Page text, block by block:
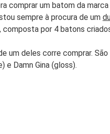
comprar um batom da
sempre à procura de um
por 4 batons
um deles corre comprar.
e Damn Gina (gloss).